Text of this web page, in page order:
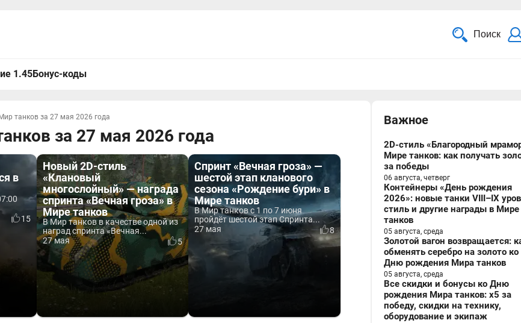
Поиск
1.45Бонус-коды
танков за 27 мая 2026 года
за 27 мая 2026 года
в
15
Новый 2D-стиль
«Клановый
многослойный» — награда
спринта «Вечная гроза» в
Мире танков
В Мир танков в качестве одной из
наград спринта «Вечная...
27 мая
5
Спринт «Вечная гроза» —
шестой этап кланового
сезона «Рождение бури» в
Мире танков
В Мир танков с 1 по 7 июня
пройдёт шестой этап Спринта...
27 мая
8
Важное
2D-стиль «Благородный
Мире танков: как получать
за победы
06 августа, четверг
Контейнеры «День рождения
2026»: новые танки VIII–IX
стиль и другие награды в Мире
танков
05 августа, среда
Золотой вагон возвращается:
обменять серебро на золото ко
Дню рождения Мира танков
05 августа, среда
Все скидки и бонусы ко Дню
рождения Мира танков: x5 за
победу, скидки на технику,
оборудование и экипаж